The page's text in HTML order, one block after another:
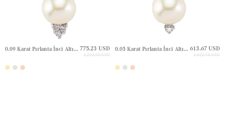
0.09 Karat Pırlanta İnci Altın Kolye 775.23 USD
1,292.05 USD
0.05 Karat Pırlanta İnci Altın Kolye 613.67 USD
1,022.78 USD